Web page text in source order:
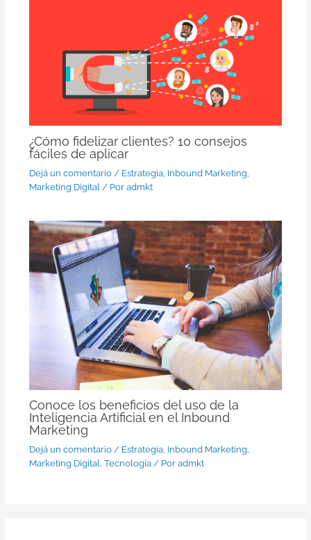
¿Cómo fidelizar clientes? 10 consejos
fáciles de aplicar
Dejá un comentario / Estrategia, Inbound Marketing
Marketing Digital / Por admkt
Conoce los beneficios del uso de la
Inteligencia Artificial en el Inbound
Marketing
Dejá un comentario / Estrategia, Inbound Marketing,
Marketing Digital, Tecnología/ Por admkt